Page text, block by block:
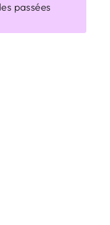
passées